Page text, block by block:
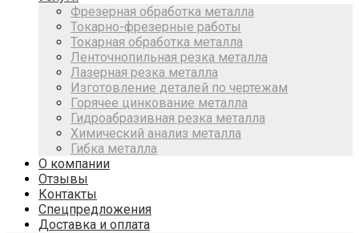
Фрезерная обработка металла
Токарно-фрезерные работы
Токарная обработка металла
Ленточнопильная резка металла
Лазерная резка металла
Изготовление деталей по чертежам
Горячее цинкование металла
Гидроабразивная резка металла
Химический анализ металла
Гибка металла
О компании
Отзывы
Контакты
Спецпредложения
Доставка и оплата